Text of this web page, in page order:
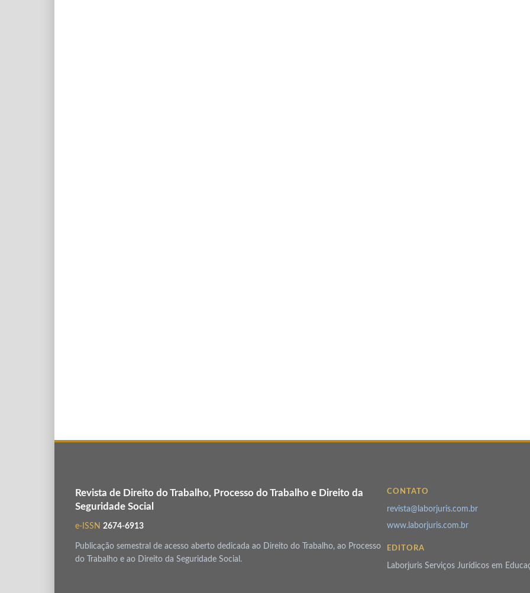
Revista de Direito do Trabalho, Processo do Trabalho e Direito da
Seguridade Social
e-ISSN 2674-6913
Publicação semestral de acesso aberto dedicada ao Direito do Trabalho, ao Processo
do Trabalho e ao Direito da Seguridade Social.
CONTATO
revista@laborjuris.com.br
www.laborjuris.com.br
EDITORA
Laborjuris Serviços Jurídicos em